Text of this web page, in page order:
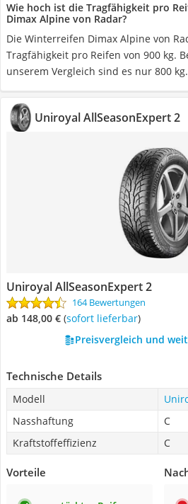
Wie hoch ist die Tragfähigkeit pro
Dimax Alpine von Radar?
Die Winterreifen Dimax Alpine von
Tragfähigkeit pro Reifen von 900 kg.
unserem Vergleich sind es nur 800 kg.
Uniroyal AllSeasonExpert 2
Uniroyal AllSeasonExpert 2
164 Bewertungen
ab 148,00 € ( Sofort lieferbar)
Preisvergleich und
Technische Details
Modell
Nasshaftung
C
Kraftstoffeffizienz
C
Vorteile